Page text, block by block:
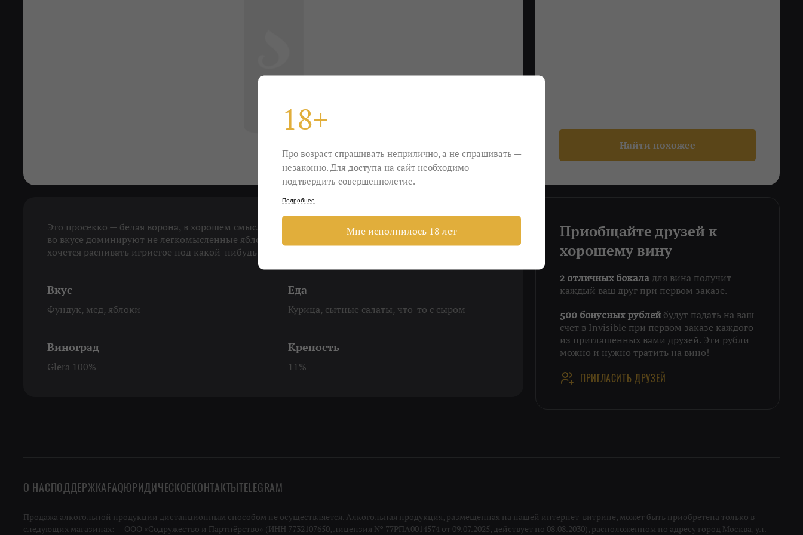
Найти похожее
Это просекко — белая ворона, в хорошем смысле. Вместо пляжного настроения нагоняет домашнее,
во вкусе доминируют не легкомысленные яблоки, а серьезный фундук и мед. В общем, если
хочется распивать игристое под какой-нибудь уютнейший сериал — вот подходящий вариант.
Вкус
Фундук, мед, яблоки
Еда
Курица, сытные салаты, что-то с сыром
Виноград
Glera 100%
Крепость
11%
Приобщайте друзей к
хорошему вину
2 отличных бокала для вина получит
каждый ваш друг при первом заказе.
500 бонусных рублейбудут падать на ваш
счет в Invisible при первом заказе каждого
из приглашенных вами друзей. Эти рубли
можно и нужно тратить на вино!
ПРИГЛАСИТЬ ДРУЗЕЙ
О НАСПОДДЕРЖКАFAQЮРИДИЧЕСКОЕКОНТАКТЫTELEGRAM
Продажа алкогольной продукции дистанционным способом не осуществляется. Алкогольная продукция, размещенная на нашей интернет-витрине, может быть приобретена только в
следующих магазинах: — ООО «Содружество и Партнёрство» (ИНН 7732107650, лицензия № 77РПА0014574 от 09.07.2025, действует по 08.08.2030), расположенном по адресу город Москва, ул.
18+
Про возраст спрашивать неприлично, а не спрашивать —
незаконно. Для доступа на сайт необходимо
подтвердить совершеннолетие.
Подробнее
Мне исполнилось 18 лет